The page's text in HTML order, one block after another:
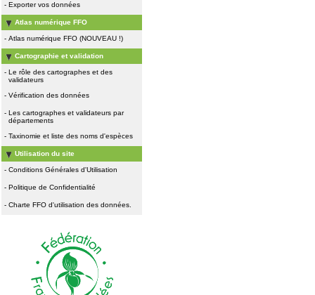
- Exporter vos données
Atlas numérique FFO
- Atlas numérique FFO (NOUVEAU !)
Cartographie et validation
- Le rôle des cartographes et des
validateurs
- Vérification des données
- Les cartographes et validateurs par
départements
- Taxinomie et liste des noms d'espèces
Utilisation du site
- Conditions Générales d'Utilisation
- Politique de Confidentialité
- Charte FFO d'utilisation des données.